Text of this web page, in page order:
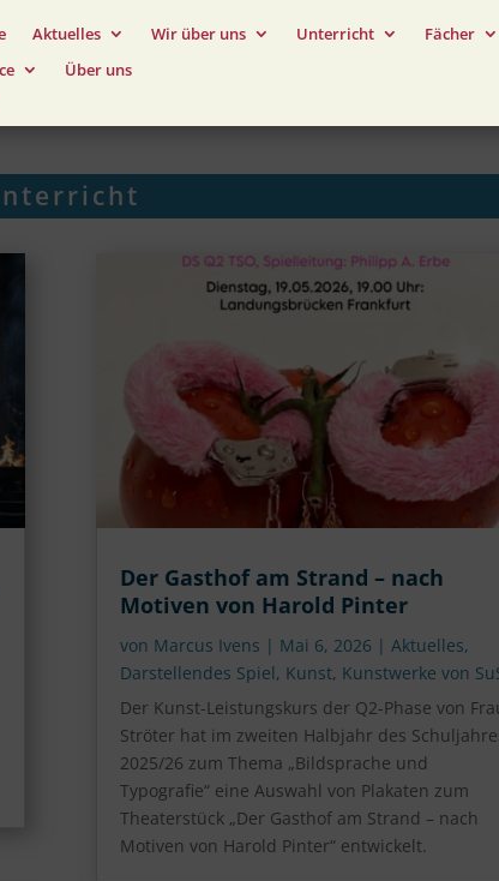
Aktuelles Wir über uns Unterricht
Fächer
Über uns
Der Gasthof am Strand – nach
Motiven von Harold Pinter
von Marcus Ivens | Mai 6, 2026 | Aktuelles,
Darstellendes Spiel, Kunst, Kunstwerke von
Der Kunst-Leistungskurs der Q2-Phase von
Ströter hat im zweiten Halbjahr des
2025/26 zum Thema „Bildsprache und
Typografie“ eine Auswahl von Plakaten zum
Theaterstück „Der Gasthof am Strand – nach
Motiven von Harold Pinter“ entwickelt.